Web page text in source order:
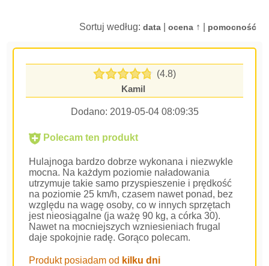
Sortuj według: data| ocena↑ | pomocność
(4.8)
Kamil
Dodano: 2019-05-04 08:09:35
Polecam ten produkt
Hulajnoga bardzo dobrze wykonana i niezwykle
mocna. Na każdym poziomie naładowania
utrzymuje takie samo przyspieszenie i prędkość
na poziomie 25 km/h, czasem nawet ponad, bez
względu na wagę osoby, co w innych sprzętach
jest nieosiągalne (ja ważę 90 kg, a córka 30).
Nawet na mocniejszych wzniesieniach frugal
daje spokojnie radę. Gorąco polecam.
Produkt posiadam od kilku dni